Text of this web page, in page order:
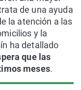
de una ayuda
la atención a las
y la
ha detallado
que las
meses.